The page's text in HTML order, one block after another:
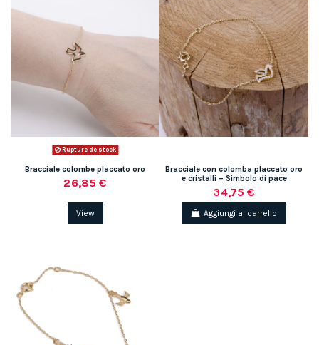
Rupture de stock
Bracciale colombe placcato oro
26,85 €
View
Bracciale con colomba placcato oro
e cristalli – Simbolo di pace
34,75 €
Aggiungi al carrello